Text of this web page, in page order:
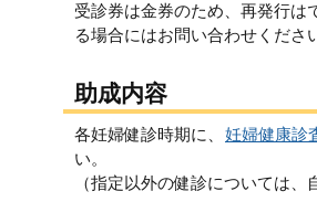
受診券は金券のため、再発行は
る場合にはお問い合わせくださ
助成内容
各妊婦健診時期に、 妊婦健康診
い。
（指定以外の健診については、